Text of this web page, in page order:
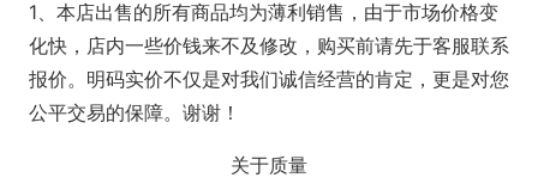
1、本店出售的所有商品均为薄利销售，由于市场价格变
化快，店内一些价钱来不及修改，购买前请先于客服联系
报价。明码实价不仅是对我们诚信经营的肯定，更是对您
公平交易的保障。谢谢！
关于质量